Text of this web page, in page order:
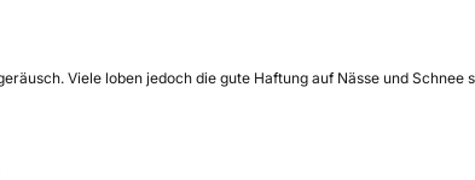
Viele loben jedoch die gute Haftung auf Nässe und